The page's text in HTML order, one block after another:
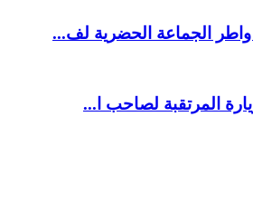
الجماعة الحضرية لف...
المرتقبة لصاحب ا...